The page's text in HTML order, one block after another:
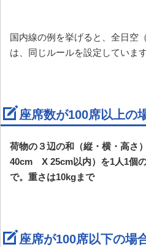
国内線の例を挙げると、全日空
は、同じルールを設定しています
座席数が100席以上の
荷物の３辺の和（縦・横・高
40cm X 25cm以内）を1人1個
で。重さは10kgまで
座席が100席以下の場